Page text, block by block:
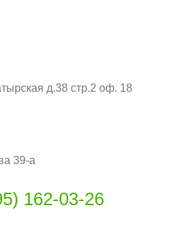
д.38 стр.2 оф. 18
39-а
162-03-26